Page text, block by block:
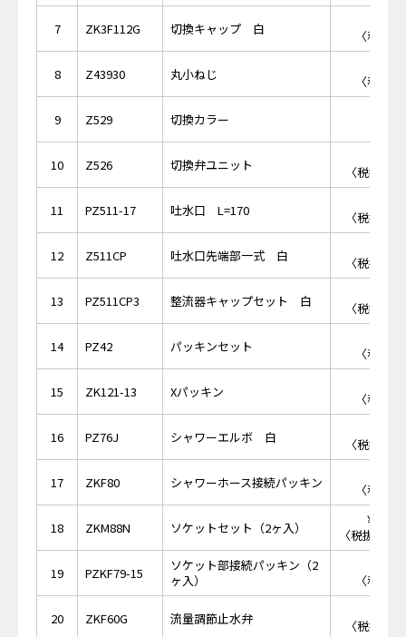
7 ZK3F112G 切換キャップ 白
〈税抜
8 Z43930 丸小ねじ
〈税抜
9 Z529 切換カラー
10 Z526 切換弁ユニット
〈税抜価
11 PZ511-17 吐水口 L=170
〈税抜価
12 Z511CP 吐水口先端部一式 白
〈税抜価
13 PZ511CP3 整流器キャップセット 白
〈税抜価
14 PZ42 パッキンセット
〈税抜
15 ZK121-13 Xパッキン
〈税抜
16 PZ76J シャワーエルボ 白
〈税抜価
17 ZKF80 シャワーホース接続パッキン
〈税抜
18 ZKM88N ソケットセット（2ヶ入）
￥
〈税抜価格
19 PZKF79-15
ソケット部接続パッキン（2
ヶ入）
〈税抜
20 ZKF60G 流量調節止水弁
〈税抜価